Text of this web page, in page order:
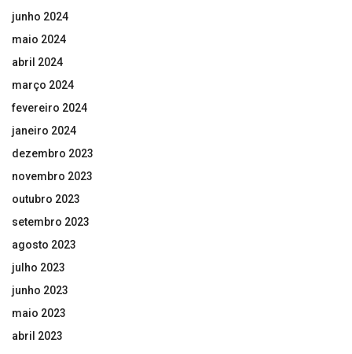
junho 2024
maio 2024
abril 2024
março 2024
fevereiro 2024
janeiro 2024
dezembro 2023
novembro 2023
outubro 2023
setembro 2023
agosto 2023
julho 2023
junho 2023
maio 2023
abril 2023